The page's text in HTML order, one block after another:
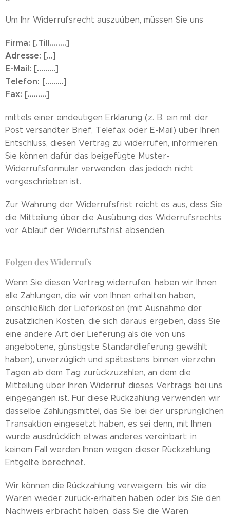
Um Ihr Widerrufsrecht auszuüben, müssen Sie uns
Firma: [.Till........]
Adresse: [...]
E-Mail: [.........]
Telefon: [.........]
Fax: [.........]
mittels einer eindeutigen Erklärung (z. B. ein mit der
Post versandter Brief, Telefax oder E-Mail) über Ihren
Entschluss, diesen Vertrag zu widerrufen, informieren.
Sie können dafür das beigefügte Muster-
Widerrufsformular verwenden, das jedoch nicht
vorgeschrieben ist.
Zur Wahrung der Widerrufsfrist reicht es aus, dass Sie
die Mitteilung über die Ausübung des Widerrufsrechts
vor Ablauf der Widerrufsfrist absenden.
Folgen des Widerrufs
Wenn Sie diesen Vertrag widerrufen, haben wir Ihnen
alle Zahlungen, die wir von Ihnen erhalten haben,
einschließlich der Lieferkosten (mit Ausnahme der
zusätzlichen Kosten, die sich daraus ergeben, dass Sie
eine andere Art der Lieferung als die von uns
angebotene, günstigste Standardlieferung gewählt
haben), unverzüglich und spätestens binnen vierzehn
Tagen ab dem Tag zurückzuzahlen, an dem die
Mitteilung über Ihren Widerruf dieses Vertrags bei uns
eingegangen ist. Für diese Rückzahlung verwenden wir
dasselbe Zahlungsmittel, das Sie bei der ursprünglichen
Transaktion eingesetzt haben, es sei denn, mit Ihnen
wurde ausdrücklich etwas anderes vereinbart; in
keinem Fall werden Ihnen wegen dieser Rückzahlung
Entgelte berechnet.
Wir können die Rückzahlung verweigern, bis wir die
Waren wieder zurück-erhalten haben oder bis Sie den
Nachweis erbracht haben, dass Sie die Waren